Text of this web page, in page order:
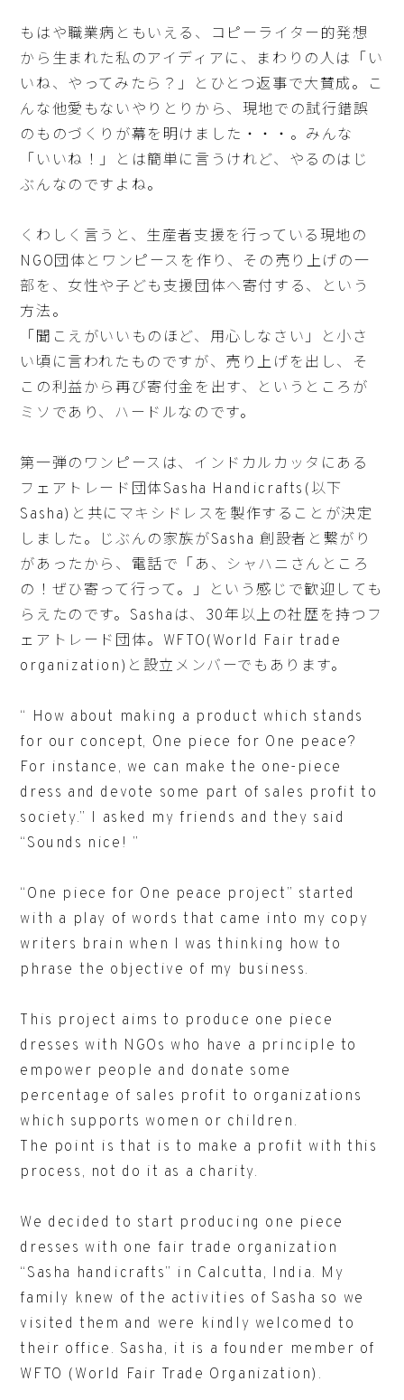
もはや職業病ともいえる、コピーライター的発想
から生まれた私のアイディアに、まわりの人は「い
いね、やってみたら？」とひとつ返事で大賛成。こ
んな他愛もないやりとりから、現地での試行錯誤
のものづくりが幕を明けました・・・。みんな
「いいね！」とは簡単に言うけれど、やるのはじ
ぶんなのですよね。
くわしく言うと、生産者支援を行っている現地の
NGO団体とワンピースを作り、その売り上げの一
部を、女性や子ども支援団体へ寄付する、という
方法。
「聞こえがいいものほど、用心しなさい」と小さ
い頃に言われたものですが、売り上げを出し、そ
この利益から再び寄付金を出す、というところが
ミソであり、ハードルなのです。
第一弾のワンピースは、インドカルカッタにある
フェアトレード団体Sasha Handicrafts(以下
Sasha)と共にマキシドレスを製作することが決定
しました。じぶんの家族がSasha 創設者と繋がり
があったから、電話で「あ、シャハニさんところ
の！ぜひ寄って行って。」という感じで歓迎しても
らえたのです。Sashaは、30年以上の社歴を持つフ
ェアトレード団体。WFTO(World Fair trade
organization)と設立メンバーでもあります。
“ How about making a product which stands
for our concept, One piece for One peace?
For instance, we can make the one-piece
dress and devote some part of sales profit to
society.” I asked my friends and they said
“Sounds nice! ”
“One piece for One peace project” started
with a play of words that came into my copy
writers brain when I was thinking how to
phrase the objective of my business.
This project aims to produce one piece
dresses with NGOs who have a principle to
empower people and donate some
percentage of sales profit to organizations
which supports women or children.
The point is that is to make a profit with this
process, not do it as a charity.
We decided to start producing one piece
dresses with one fair trade organization
“Sasha handicrafts” in Calcutta, India. My
family knew of the activities of Sasha so we
visited them and were kindly welcomed to
their office. Sasha, it is a founder member of
WFTO (World Fair Trade Organization).